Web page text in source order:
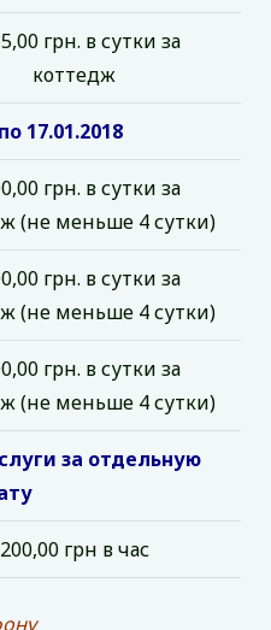
грн. в сутки за
коттедж
17.01.2018
грн. в сутки за
(не меньше 4 сутки)
грн. в сутки за
(не меньше 4 сутки)
грн. в сутки за
(не меньше 4 сутки)
за отдельную
200,00 грн в час